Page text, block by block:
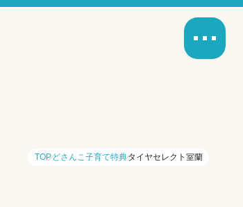
TOPどさんこ子育て特典タイヤセレクト室蘭